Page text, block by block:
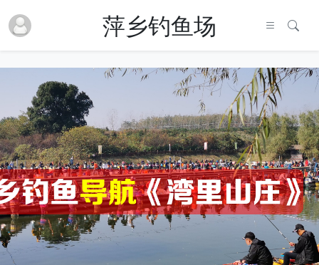
萍乡钓鱼场